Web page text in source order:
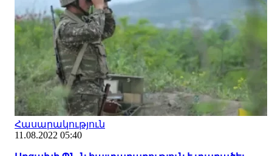
Հասարակություն
11.08.2022 05:40